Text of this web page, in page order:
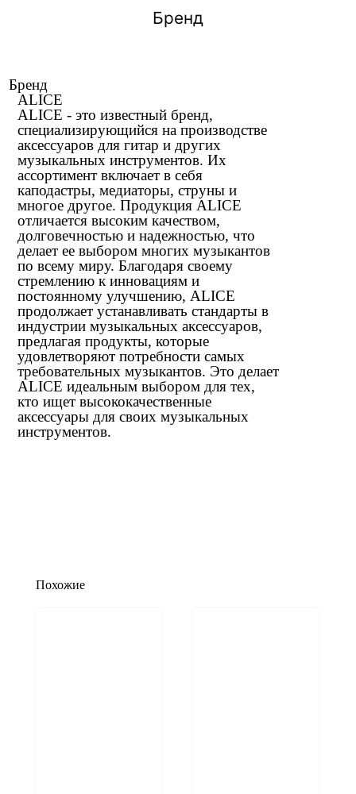
Бренд
Бренд
ALICE
ALICE - это известный бренд,
специализирующийся на производстве
аксессуаров для гитар и других
музыкальных инструментов. Их
ассортимент включает в себя
каподастры, медиаторы, струны и
многое другое. Продукция ALICE
отличается высоким качеством,
долговечностью и надежностью, что
делает ее выбором многих музыкантов
по всему миру. Благодаря своему
стремлению к инновациям и
постоянному улучшению, ALICE
продолжает устанавливать стандарты в
индустрии музыкальных аксессуаров,
предлагая продукты, которые
удовлетворяют потребности самых
требовательных музыкантов. Это делает
ALICE идеальным выбором для тех,
кто ищет высококачественные
аксессуары для своих музыкальных
инструментов.
Похожие